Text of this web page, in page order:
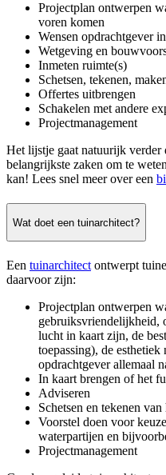
Projectplan ontwerpen
voren komen
Wensen opdrachtgever
Wetgeving en
Inmeten ruimte(s)
Schetsen, tekenen,
Offertes uitbrengen
Schakelen met andere
Projectmanagement
Het lijstje gaat natuurijk
belangrijkste zaken om te
kan! Lees snel meer over een
Wat doet een tuinarchitect?
Een tuinarchitect ontwerpt
daarvoor zijn:
Projectplan ontwerpen
gebruiksvriendelijkheid,
lucht in kaart zijn, de
toepassing), de
opdrachtgever allemaal
In kaart brengen of het
Adviseren
Schetsen en tekenen van
Voorstel doen voor
waterpartijen en
Projectmanagement